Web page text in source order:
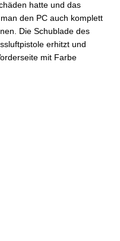
hatte und das
den PC auch komplett
Die Schublade des
erhitzt und
mit Farbe